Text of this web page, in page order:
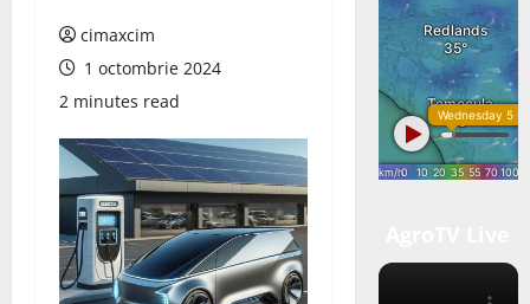
cimaxcim
1 octombrie 2024
2 minutes read